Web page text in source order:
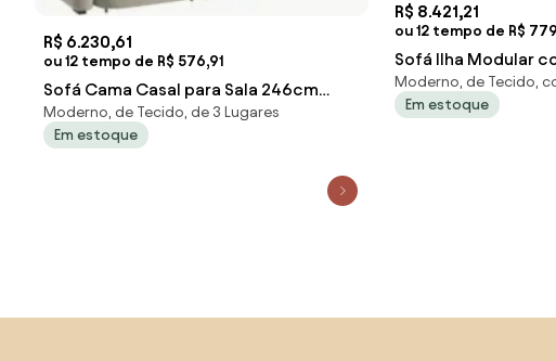
R$ 6.230,61
ou 12 tempo de R$ 576,91
Sofá Cama Casal para Sala 246cm
Polska Z08 Boucle Bege - Mpozenato
Moderno, de Tecido, de 3 Lugares
Em estoque
R$ 8.421,21
ou 12 tempo de R$
Sofá Ilha Modular
Living 312cm
Moderno, de Tecido,
Em estoque